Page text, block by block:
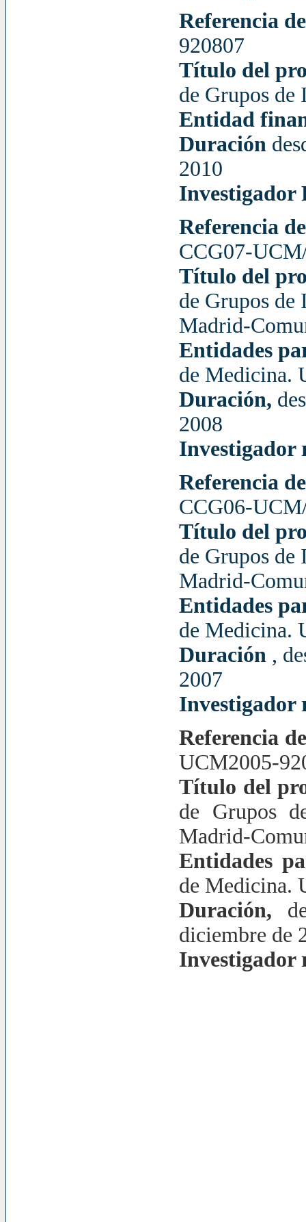
Referencia
920807
Título del
de Grupos
Entidad
Duración
2010
Referencia
CCG07-
Título del
de Grupos de
Madrid-
Entidades
de Medicina.
Duración,
2008
Investigador
Referencia
CCG06-
Título del
de Grupos de
Madrid-
Entidades
de Medicina.
Duración ,
2007
Investigador
Referencia
UCM2005-
Título del
de Grupos
Madrid-
Entidades
de Medicina.
Duración,
diciembre de
Investigador